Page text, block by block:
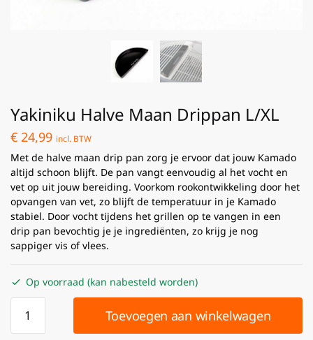
Yakiniku Halve Maan Drippan L/XL
€ 24,99 incl. BTW
Met de halve maan drip pan zorg je ervoor dat jouw Kamado
altijd schoon blijft. De pan vangt eenvoudig al het vocht en
vet op uit jouw bereiding. Voorkom rookontwikkeling door het
opvangen van vet, zo blijft de temperatuur in je Kamado
stabiel. Door vocht tijdens het grillen op te vangen in een
drip pan bevochtig je je ingrediënten, zo krijg je nog
sappiger vis of vlees.
Op voorraad (kan nabesteld worden)
Toevoegen aan winkelwagen